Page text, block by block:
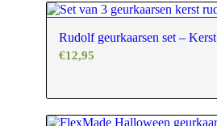
Rudolf geurkaarsen set – Kerst
€12,95